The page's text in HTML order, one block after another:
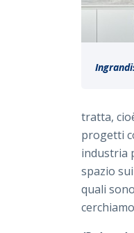
tratta,
progetti
industria
spazio
quali